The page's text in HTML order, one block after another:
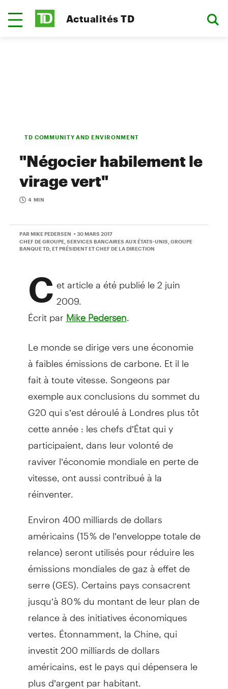
Actualités TD
TD COMMUNITY AND ENVIRONMENT
"Négocier habilement le
virage vert"
4 MIN
PAR MIKE PEDERSEN • 30 MARS 2017
CHEF DE GROUPE, SERVICES BANCAIRES AUX ÉTATS-UNIS, GROUPE
BANQUE TD, ET PRÉSIDENT ET CHEF DE LA DIRECTION
Cet article a été publié le 2 juin
2009.
Écrit par Mike Pedersen
Le monde se dirige vers une économie
à faibles émissions de carbone. Et il le
fait à toute vitesse. Songeons par
exemple aux conclusions du sommet du
G20 qui s’est déroulé à Londres plus tôt
cette année : les chefs d’État qui y
participaient, dans leur volonté de
raviver l’économie mondiale en perte de
vitesse, ont aussi contribué à la
réinventer.
Environ 400 milliards de dollars
américains (15 % de l’enveloppe totale de
relance) seront utilisés pour réduire les
émissions mondiales de gaz à effet de
serre (GES). Certains pays consacrent
jusqu’à 80 % du montant de leur plan de
relance à des initiatives économiques
vertes. Étonnamment, la Chine, qui
investit 200 milliards de dollars
américains, est le pays qui dépensera le
plus d’argent par habitant.